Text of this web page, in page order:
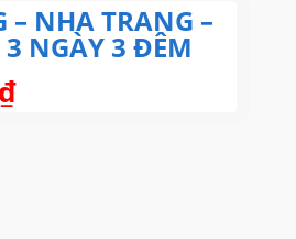
NHA TRANG –
NGÀY 3 ĐÊM
₫